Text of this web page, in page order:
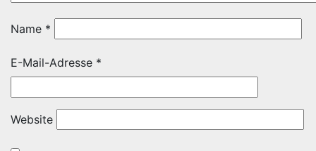
Name *
E-Mail-Adresse *
Website